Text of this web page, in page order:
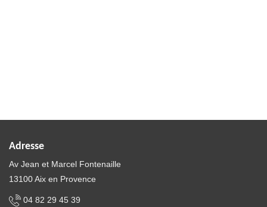
Adresse
Av Jean et Marcel Fontenaille
13100 Aix en Provence
04 82 29 45 39